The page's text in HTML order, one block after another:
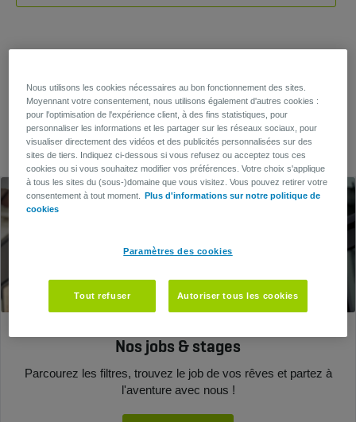
Mais peut-être que les réponses que
vous cherchez se trouvent par ici
Nos jobs & stages
Parcourez les filtres, trouvez le job de vos rêves et partez à
l'aventure avec nous !
Nous utilisons les cookies nécessaires au bon fonctionnement des sites.
Moyennant votre consentement, nous utilisons également d'autres cookies :
pour l'optimisation de l'expérience client, à des fins statistiques, pour
personnaliser les informations et les partager sur les réseaux sociaux, pour
visualiser directement des vidéos et des publicités personnalisées sur des
sites de tiers. Indiquez ci-dessous si vous refusez ou acceptez tous ces
cookies ou si vous souhaitez modifier vos préférences. Votre choix s'applique
à tous les sites du (sous-)domaine que vous visitez. Vous pouvez retirer votre
consentement à tout moment.
Plus d'informations sur notre politique de
cookies
Paramètres des cookies
Tout refuser Autoriser tous les cookies